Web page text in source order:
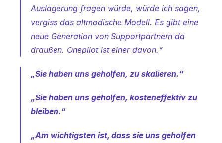
Auslagerung fragen würde, würde ich sagen,
vergiss das altmodische Modell. Es gibt eine
neue Generation von Supportpartnern da
draußen. Onepilot ist einer davon.“
„Sie haben uns geholfen, zu skalieren.“
„Sie haben uns geholfen, kosteneffektiv zu
bleiben.“
„Am wichtigsten ist, dass sie uns geholfen